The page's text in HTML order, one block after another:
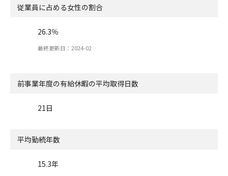
従業員に占める女性の割合
26.3％
最終更新日：2024-02
前事業年度の有給休暇の平均取得日数
21日
平均勤続年数
15.3年